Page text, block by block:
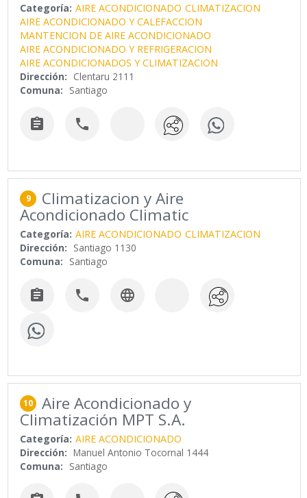
Categoría: AIRE ACONDICIONADO CLIMATIZACION
AIRE ACONDICIONADO Y CALEFACCION
MANTENCION DE AIRE ACONDICIONADO
AIRE ACONDICIONADO Y REFRIGERACION
AIRE ACONDICIONADOS Y CLIMATIZACION
Dirección: Clentaru 2111
Comuna: Santiago
 
9 Climatizacion y Aire
Acondicionado Climatic
Categoría: AIRE ACONDICIONADO CLIMATIZACION
Dirección: Santiago 1130
Comuna: Santiago
  
10 Aire Acondicionado y
Climatización MPT S.A.
Categoría: AIRE ACONDICIONADO
Dirección: Manuel Antonio Tocornal 1444
Comuna: Santiago